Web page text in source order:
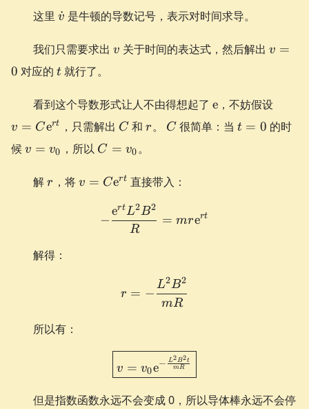
这里 \dot
v
˙ 是牛顿的导数记号，表示对时间求导。
我们只需要求出 v
v 关于时间的表达式，然后解出 v=0
v =
0 对应的 t
t 就行了。
看到这个导数形式让人不由得想起了 \e
e ，不妨假设
v = Cert ，只需解出 C
C 和r
r。 C
C 很简单：当t=0
t = 0 的时
候 v=v_0
v = v0 ，所以 C=v_0
C = v0。
解r
r ，将v =
v = Cert 直接带入：
-
−
R
ertL2B2
= mrert
解得：
r = -\frac{L^2B^2}{mR}
r = −
mR
L2B2
所以有：
\boxed{ v = v_0 \e^{-
v = v0e− mR
L2B2t
但是指数函数永远不会变成 0，所以导体棒永远不会停